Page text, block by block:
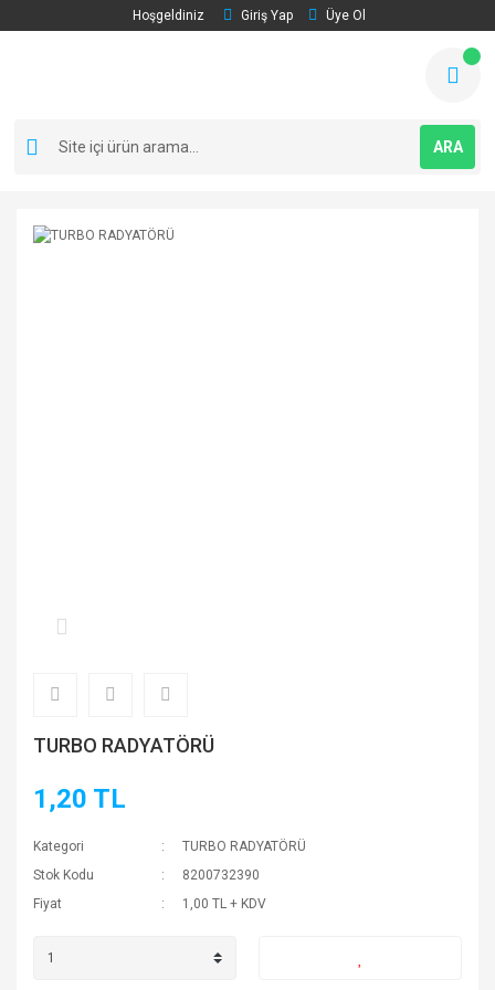
Hoşgeldiniz Giriş Yap Üye Ol
ARA
TURBO RADYATÖRÜ
1,20 TL
Kategori
TURBO RADYATÖRÜ
Stok Kodu
8200732390
Fiyat
1,00 TL + KDV